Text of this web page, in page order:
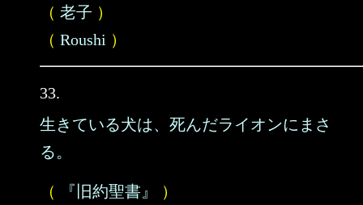
（ 老子 ）
（ Roushi ）
33.
生きている犬は、死んだライオンにまさ
る。
（ 『旧約聖書』
）